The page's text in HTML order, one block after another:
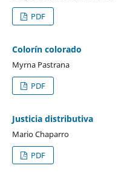
PDF
Colorín colorado
Myrna Pastrana
PDF
Justicia distributiva
Mario Chaparro
PDF